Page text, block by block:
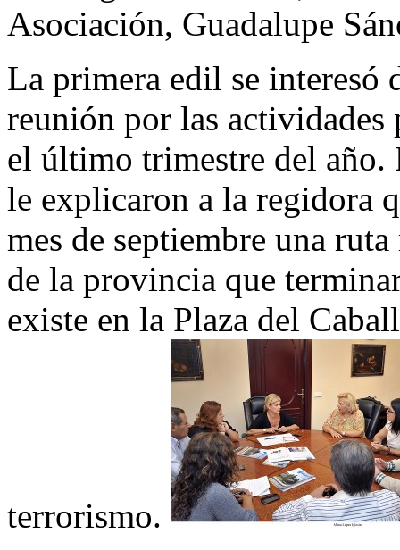
Asociación, Guadalupe
La primera edil se interesó
reunión por las actividades
el último trimestre del año.
le explicaron a la regidora
mes de septiembre una
de la provincia que
existe en la Plaza del
terrorismo.